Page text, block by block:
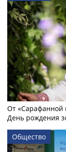
От «Сарафанной
День рождения
Общество